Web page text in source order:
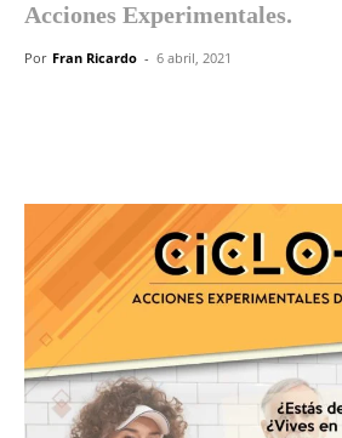
Acciones Experimentales.
Por Fran Ricardo - 6 abril, 2021